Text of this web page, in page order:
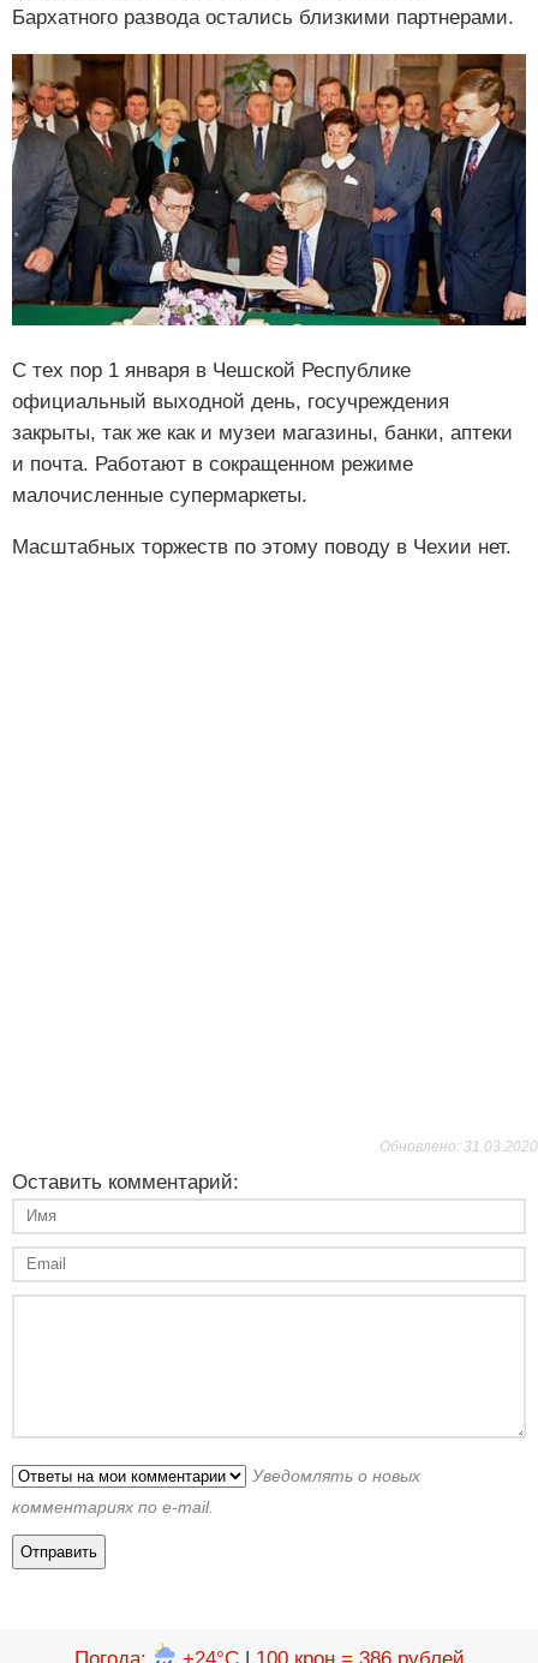
Бархатного развода остались близкими партнерами.
С тех пор 1 января в Чешской Республике
официальный выходной день, госучреждения
закрыты, так же как и музеи магазины, банки, аптеки
и почта. Работают в сокращенном режиме
малочисленные супермаркеты.
Масштабных торжеств по этому поводу в Чехии нет.
Обновлено: 31.03.2020
Оставить комментарий:
Уведомлять о новых
комментариях по e-mail.